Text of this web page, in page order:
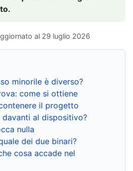
al 29 luglio 2026
minorile è diverso?
come si ottiene
il progetto
davanti al dispositivo?
nulla
dei due binari?
cosa accade nel